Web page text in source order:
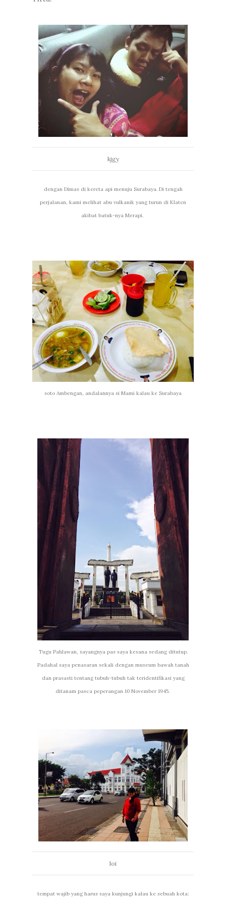
kjgy
dengan Dimas di kereta api menuju Surabaya. Di tengah
perjalanan, kami melihat abu vulkanik yang turun di Klaten
akibat batuk-nya Merapi.
soto Ambengan, andalannya si Mami kalau ke Surabaya
Tugu Pahlawan, sayangnya pas saya kesana sedang ditutup.
Padahal saya penasaran sekali dengan museum bawah tanah
dan prasasti tentang tubuh-tubuh tak teridentifikasi yang
ditanam pasca peperangan 10 November 1945.
loi
tempat wajib yang harus saya kunjungi kalau ke sebuah kota: